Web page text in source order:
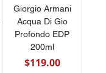
Giorgio Armani
Acqua Di Gio
Profondo EDP
200ml
Precio
$119.00